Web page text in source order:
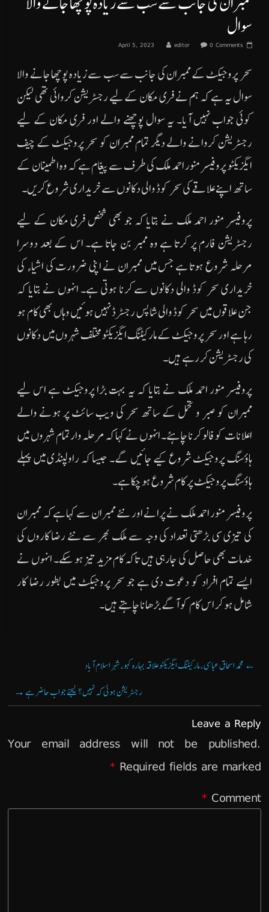
سوال
April 5, 2023 editor 0 Comments
سحر پروجیکٹ کے ممبران کی جانب سے سب سے زیادہ پوچھا جانے والا
سوال یہ ہے کہ ہم نے فری مکان کے لیے رجسٹریشن کروائی تھی لیکن
کوئی جواب نہیں آیا۔ یہ سوال پوچھنے والے اور فری مکان کے لیے
رجسٹریشن کروانے والے دیگر تمام ممبران کو سحر پروجیکٹ کے چیف
ایگزیکٹو پروفیسر منور احمد ملک کی طرف سے پیغام ہے کہ وہ اطمینان کے
ساتھ اپنے علاقے کی سحر کوڈ والی دکانوں سے خریداری شروع کریں۔
پروفیسر منور احمد ملک نے بتایا کہ جو بھی شخص فری مکان کے لیے
رجسٹریشن فارم پر کرتا ہے وہ ممبر بن جاتا ہے۔ اس کے بعد دوسرا
مرحلہ شروع ہوتا ہے جس میں ممبران نے اپنی ضرورت کی اشیاء کی
خریداری سحر کوڈ والی دکانوں سے کرنا ہوتی ہے۔ انہوں نے بتایا کہ
جن علاقوں میں سحر کوڈ والی شاپس رجسٹرڈ نہیں ہوئیں وہاں بھی کام ہو
رہا ہے اور سحر پروجیکٹ کے مارکیٹنگ ایگزیکٹو مختلف شہروں میں دکانوں
کی رجسٹریشن کر رہے ہیں۔
پروفیسر منور احمد ملک نے بتایا کہ یہ بہت بڑا پروجیکٹ ہے اس لیے
ممبران کو صبر و تحمل کے ساتھ سحر کی ویب سائٹ پر ہونے والے
اعلانات کو فالو کرنا چاہئے۔ انہوں نے کہا کہ مرحلہ وار تمام شہروں میں
ہاؤسنگ پروجیکٹ شروع کیے جائیں گے۔ جیسا کہ راولپنڈی میں پہلے
ہاؤسنگ پروجیکٹ پر کام شروع ہو چکا ہے۔
پروفیسر منور احمد ملک نے پرانے اور نئے ممبران سے کہا ہے کہ ممبران
کی تیزی سی بڑھتی تعداد کی وجہ سے ملک بھر سے نئے رضا کاروں کی
خدمات بھی حاصل کی جارہی ہیں تاکہ کام مزید تیز ہو سکے۔ انہوں نے
ایسے تمام افراد کو دعوت دی ہے جو سحر پروجیکٹ میں بطور رضا کار
شامل ہو کر اس کام کو آگے بڑھانا چاہتے ہیں۔
← محمد اسحاق عباسی، مارکیٹنگ ایگزیکٹو علاقہ بہارہ کہو، شہر اسلام آباد
رجسٹریشن ہوئی کہ نہیں؟ لیجئے جواب حاضر ہے→
Leave a Reply
Your email address will not be published.
Required fields are marked
*
Comment
*